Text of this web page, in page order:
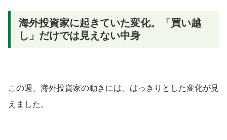
海外投資家に起きていた変化。「買い越
し」だけでは見えない中身
この週、海外投資家の動きには、はっきりとした変化が見
えました。